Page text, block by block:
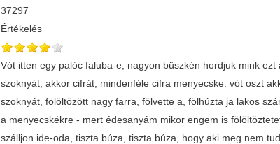
37297
Értékelés
Vót itten egy palóc faluba-e; nagyon büszkén hordjuk mink
szoknyát, akkor cifrát, mindenféle cifra menyecske: vót oszt
szoknyát, fölöltözött nagy farra, fölvette a, fölhúzta ja lakos
a menyecskékre - mert édesanyám mikor engem is
szálljon ide-oda, tiszta búza, tiszta búza, hogy aki meg nem